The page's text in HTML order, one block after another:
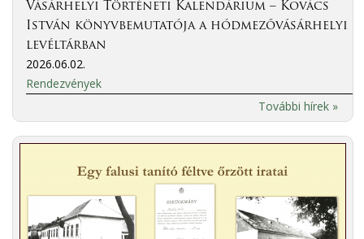
Vásárhelyi Történeti Kalendárium – Kovács
István könyvbemutatója a hódmezővásárhelyi
levéltárban
2026.06.02.
Rendezvények
További hírek »